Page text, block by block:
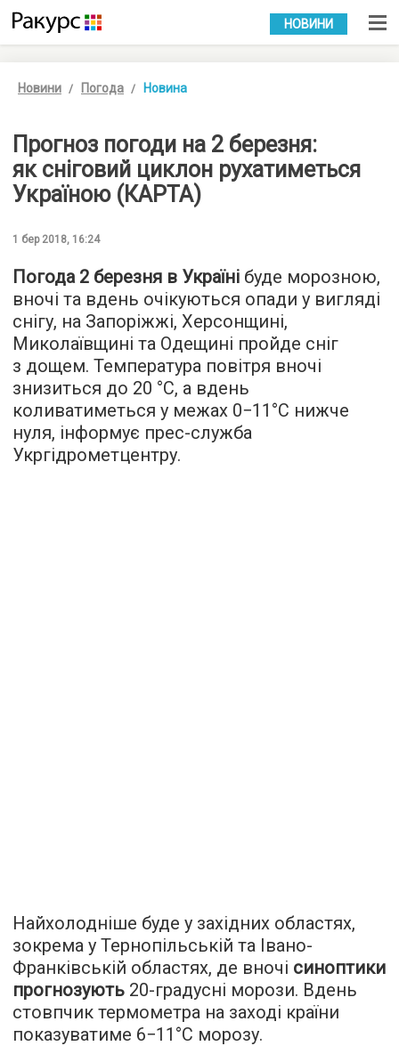
УКР РУС
НОВИНИ
Новини Погода Новина
Прогноз погоди на 2 березня:
як сніговий циклон рухатиметься
Україною (КАРТА)
1 бер 2018, 16:24
Погода 2 березня в Україні буде морозною,
вночі та вдень очікуються опади у вигляді
снігу, на Запоріжжі, Херсонщині,
Миколаївщині та Одещині пройде сніг
з дощем. Температура повітря вночі
знизиться до 20 °C, а вдень
коливатиметься у межах 0−11°С нижче
нуля, інформує прес-служба
Укргідрометцентру.
Найхолодніше буде у західних областях,
зокрема у Тернопільській та Івано-
Франківській областях, де вночі синоптики
прогнозують 20-градусні морози. Вдень
стовпчик термометра на заході країни
показуватиме 6−11°С морозу.